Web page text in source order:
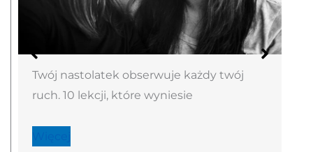
Twój nastolatek obserwuje każdy twój
ruch. 10 lekcji, które wyniesie